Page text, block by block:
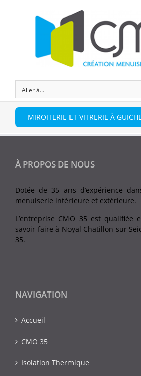
Aller à...
MIROITERIE ET VITRERIE À
À PROPOS DE NOUS
Dotée de 35 ans d’expérience
menuiserie intérieure et extérieure.
L’entreprise CMO 35 est qualifiée
savoir-faire à Noyal Chatillon sur
35.
NAVIGATION
Accueil
CMO 35
Isolation Thermique